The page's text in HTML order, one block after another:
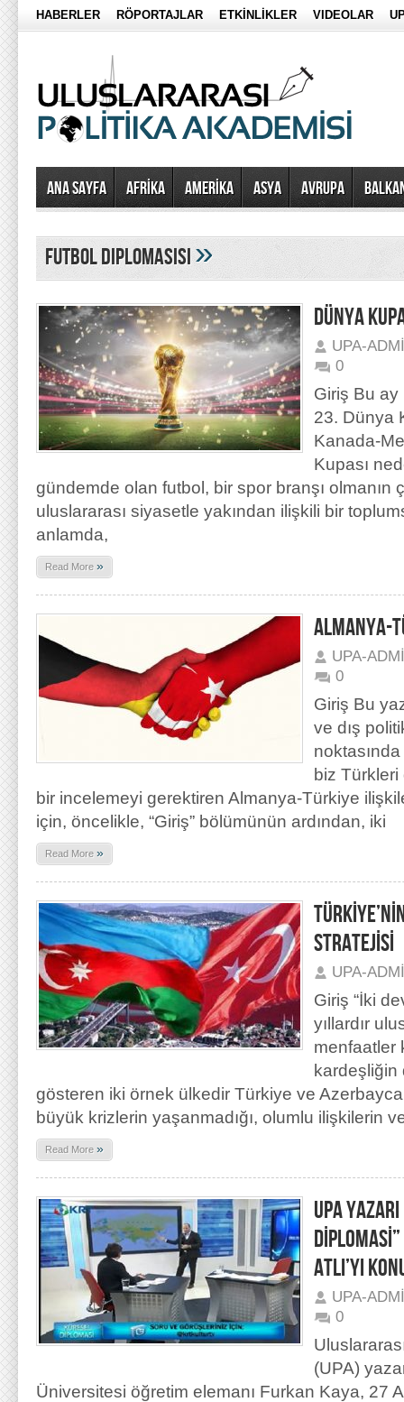
HABERLER RÖPORTAJLAR ETKİNLİKLER VIDEOLAR
Ana Sayfa AFRİKA AMERİKA ASYA AVRUPA
Futbol Diplomasisi»
DÜNYA
UPA-
0
Giriş Bu
23. Dünya
Kanada-
Kupası
gündemde olan futbol, bir spor branşı olmanın
uluslararası siyasetle yakından ilişkili bir
anlamda,
Read More »
ALMANYA-
UPA-
0
Giriş Bu
ve dış
biz Türkleri
bir incelemeyi gerektiren Almanya-Türkiye
için, öncelikle, “Giriş” bölümünün ardından, iki
Read More »
STRATEJİSİ
UPA-
Giriş “İki
yıllardır
menfaatler
gösteren iki örnek ülkedir Türkiye ve
büyük krizlerin yaşanmadığı, olumlu ilişkilerin
Read More »
UPA
ATLI’YI
UPA-
0
(UPA)
Üniversitesi öğretim elemanı Furkan Kaya, 27